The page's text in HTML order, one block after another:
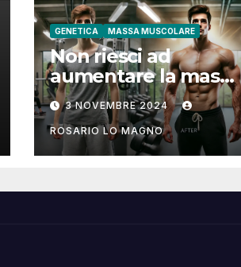
GENETICA MASSA MUSCOLARE
Non riesci ad
aumentare la massa
muscolare? Ecco
come fare!
3 NOVEMBRE 2024
ROSARIO LO MAGNO